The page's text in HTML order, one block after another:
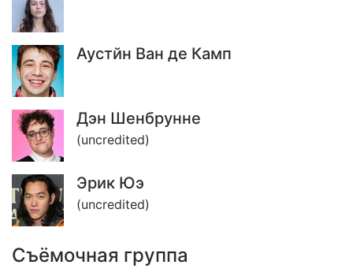
Аустйн Ван де Камп
Дэн Шенбрунне
(uncredited)
Эрик Юэ
(uncredited)
Съёмочная группа